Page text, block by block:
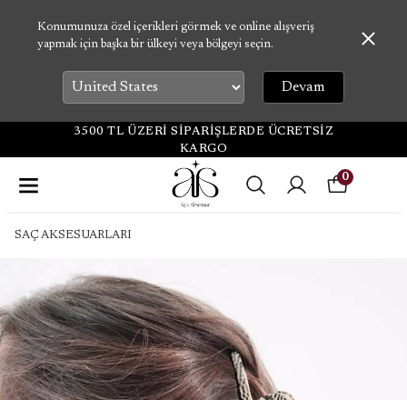
Konumunuza özel içerikleri görmek ve online alışveriş
yapmak için başka bir ülkeyi veya bölgeyi seçin.
Devam
3500 TL ÜZERİ SİPARİŞLERDE ÜCRETSİZ
KARGO
0
SAÇ AKSESUARLARI